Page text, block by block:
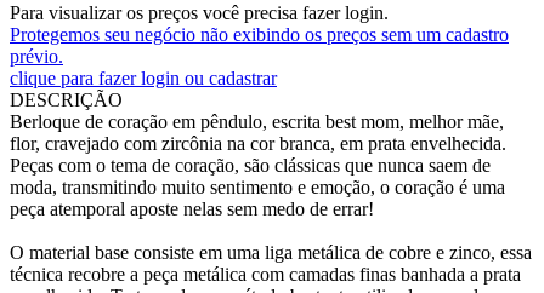
Para visualizar os preços você precisa fazer login.
Protegemos seu negócio não exibindo os preços sem um cadastro
prévio.
clique para fazer login ou cadastrar
DESCRIÇÃO
Berloque de coração em pêndulo, escrita best mom, melhor mãe,
flor, cravejado com zircônia na cor branca, em prata envelhecida.
Peças com o tema de coração, são clássicas que nunca saem de
moda, transmitindo muito sentimento e emoção, o coração é uma
peça atemporal aposte nelas sem medo de errar!
O material base consiste em uma liga metálica de cobre e zinco, essa
técnica recobre a peça metálica com camadas finas banhada a prata